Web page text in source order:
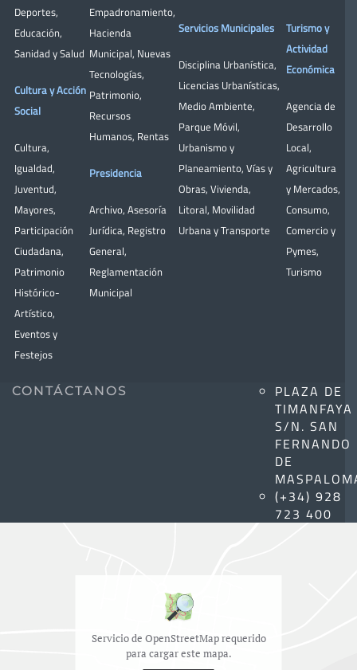
Deportes,
Educación,
Sanidad y Salud
Cultura y Acción
Social
Cultura,
Igualdad,
Juventud,
Mayores,
Participación
Ciudadana,
Patrimonio
Histórico-
Artístico,
Eventos y
Festejos
Empadronamiento,
Hacienda
Municipal, Nuevas
Tecnologías,
Patrimonio,
Recursos
Humanos, Rentas
Presidencia
Archivo, Asesoría
Jurídica, Registro
General,
Reglamentación
Municipal
Servicios Municipales
Disciplina Urbanística,
Licencias Urbanísticas,
Medio Ambiente,
Parque Móvil,
Urbanismo y
Planeamiento, Vías y
Obras, Vivienda,
Litoral, Movilidad
Urbana y Transporte
Turismo y
Actividad
Económica
Agencia de
Desarrollo
Local,
Agricultura
y Mercados,
Consumo,
Comercio y
Pymes,
Turismo
CONTÁCTANOS
PLAZA DE
TIMANFAYA
S/N. SAN
FERNANDO
DE
(+34) 928
723 400
Servicio de OpenStreetMap requerido
para cargar este mapa.